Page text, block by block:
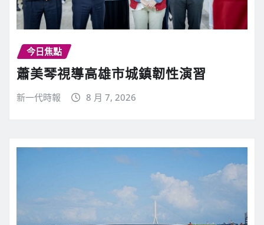
今日焦點
蕭美琴視導高雄市城鎮韌性演習
新一代時報 8 月 7, 2026